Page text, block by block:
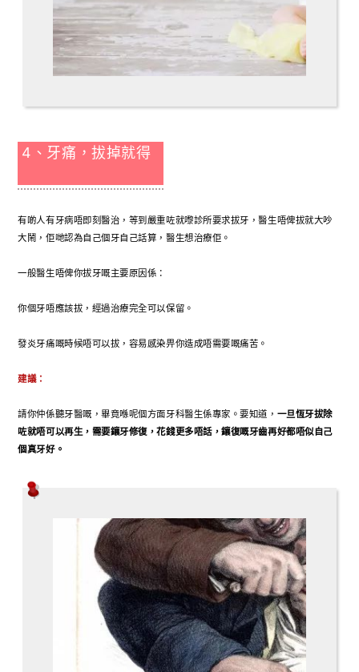
4、牙痛，拔掉就得
有啲人有牙病唔即刻醫治，等到嚴重咗就嚟診所要求拔牙，醫生唔俾拔就大吵
大鬧，佢哋認為自己個牙自己話算，醫生想治療佢。
一般醫生唔俾你拔牙嘅主要原因係：
你個牙唔應該拔，經過治療完全可以保留。
發炎牙痛嘅時候唔可以拔，容易感染畀你造成唔需要嘅痛苦。
建議：
請你仲係聽牙醫嘅，畢竟喺呢個方面牙科醫生係專家。要知道， 一旦恆牙拔除
咗就唔可以再生，需要鑲牙修復，花錢更多唔話，鑲復嘅牙齒再好都唔似自己
個真牙好。